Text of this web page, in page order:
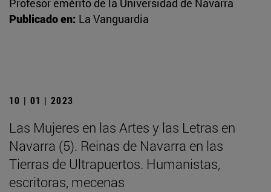
Profesor emérito de la Universidad de Navarra
Publicado en: La Vanguardia
10 | 01 | 2023
Las Mujeres en las Artes y las Letras en
Navarra (5). Reinas de Navarra en las
Tierras de Ultrapuertos. Humanistas,
escritoras, mecenas